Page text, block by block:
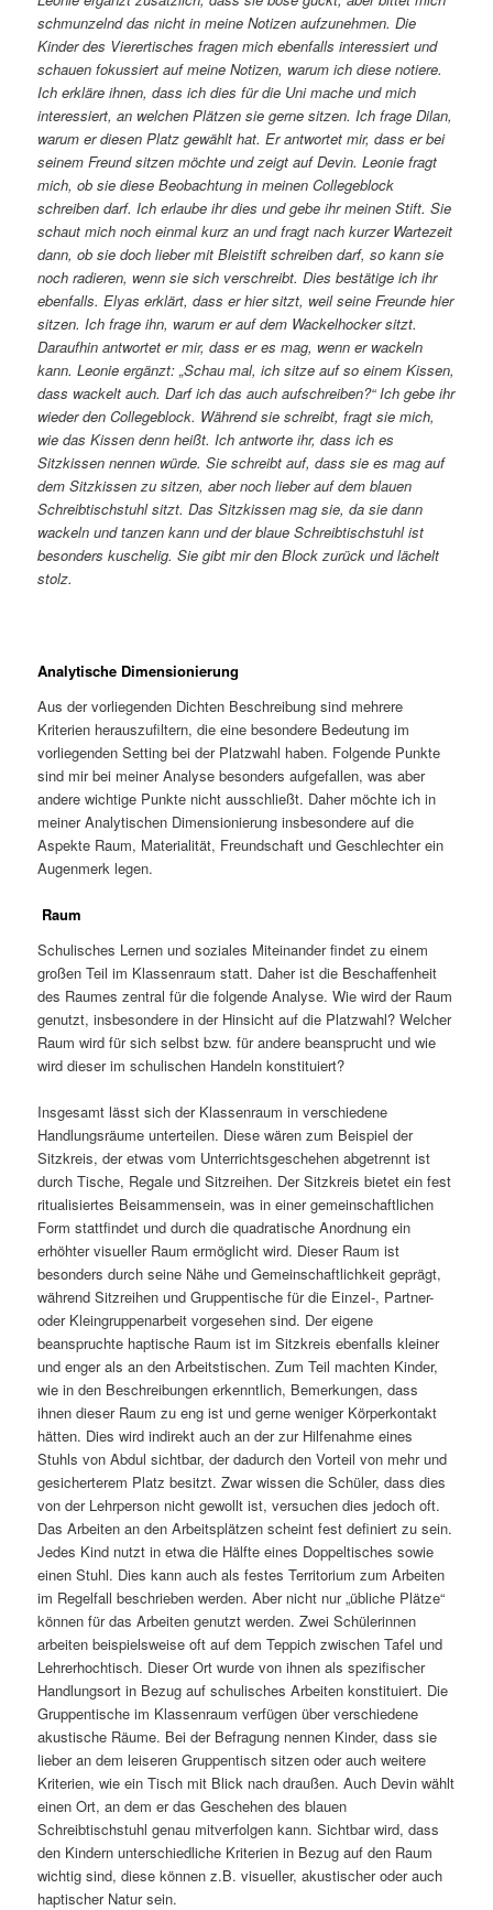
schmunzelnd das nicht in meine Notizen aufzunehmen. Die
Kinder des Vierertisches fragen mich ebenfalls interessiert und
schauen fokussiert auf meine Notizen, warum ich diese notiere.
Ich erkläre ihnen, dass ich dies für die Uni mache und mich
interessiert, an welchen Plätzen sie gerne sitzen. Ich frage Dilan,
warum er diesen Platz gewählt hat. Er antwortet mir, dass er bei
seinem Freund sitzen möchte und zeigt auf Devin. Leonie fragt
mich, ob sie diese Beobachtung in meinen Collegeblock
schreiben darf. Ich erlaube ihr dies und gebe ihr meinen Stift. Sie
schaut mich noch einmal kurz an und fragt nach kurzer Wartezeit
dann, ob sie doch lieber mit Bleistift schreiben darf, so kann sie
noch radieren, wenn sie sich verschreibt. Dies bestätige ich ihr
ebenfalls. Elyas erklärt, dass er hier sitzt, weil seine Freunde hier
sitzen. Ich frage ihn, warum er auf dem Wackelhocker sitzt.
Daraufhin antwortet er mir, dass er es mag, wenn er wackeln
kann. Leonie ergänzt: „Schau mal, ich sitze auf so einem Kissen,
dass wackelt auch. Darf ich das auch aufschreiben?“ Ich gebe ihr
wieder den Collegeblock. Während sie schreibt, fragt sie mich,
wie das Kissen denn heißt. Ich antworte ihr, dass ich es
Sitzkissen nennen würde. Sie schreibt auf, dass sie es mag auf
dem Sitzkissen zu sitzen, aber noch lieber auf dem blauen
Schreibtischstuhl sitzt. Das Sitzkissen mag sie, da sie dann
wackeln und tanzen kann und der blaue Schreibtischstuhl ist
besonders kuschelig. Sie gibt mir den Block zurück und lächelt
stolz.
Analytische Dimensionierung
Aus der vorliegenden Dichten Beschreibung sind mehrere
Kriterien herauszufiltern, die eine besondere Bedeutung im
vorliegenden Setting bei der Platzwahl haben. Folgende Punkte
sind mir bei meiner Analyse besonders aufgefallen, was aber
andere wichtige Punkte nicht ausschließt. Daher möchte ich in
meiner Analytischen Dimensionierung insbesondere auf die
Aspekte Raum, Materialität, Freundschaft und Geschlechter ein
Augenmerk legen.
Raum
Schulisches Lernen und soziales Miteinander findet zu einem
großen Teil im Klassenraum statt. Daher ist die Beschaffenheit
des Raumes zentral für die folgende Analyse. Wie wird der Raum
genutzt, insbesondere in der Hinsicht auf die Platzwahl? Welcher
Raum wird für sich selbst bzw. für andere beansprucht und wie
wird dieser im schulischen Handeln konstituiert?
Insgesamt lässt sich der Klassenraum in verschiedene
Handlungsräume unterteilen. Diese wären zum Beispiel der
Sitzkreis, der etwas vom Unterrichtsgeschehen abgetrennt ist
durch Tische, Regale und Sitzreihen. Der Sitzkreis bietet ein fest
ritualisiertes Beisammensein, was in einer gemeinschaftlichen
Form stattfindet und durch die quadratische Anordnung ein
erhöhter visueller Raum ermöglicht wird. Dieser Raum ist
besonders durch seine Nähe und Gemeinschaftlichkeit geprägt,
während Sitzreihen und Gruppentische für die Einzel-, Partner-
oder Kleingruppenarbeit vorgesehen sind. Der eigene
beanspruchte haptische Raum ist im Sitzkreis ebenfalls kleiner
und enger als an den Arbeitstischen. Zum Teil machten Kinder,
wie in den Beschreibungen erkenntlich, Bemerkungen, dass
ihnen dieser Raum zu eng ist und gerne weniger Körperkontakt
hätten. Dies wird indirekt auch an der zur Hilfenahme eines
Stuhls von Abdul sichtbar, der dadurch den Vorteil von mehr und
gesicherterem Platz besitzt. Zwar wissen die Schüler, dass dies
von der Lehrperson nicht gewollt ist, versuchen dies jedoch oft.
Das Arbeiten an den Arbeitsplätzen scheint fest definiert zu sein.
Jedes Kind nutzt in etwa die Hälfte eines Doppeltisches sowie
einen Stuhl. Dies kann auch als festes Territorium zum Arbeiten
im Regelfall beschrieben werden. Aber nicht nur „übliche Plätze“
können für das Arbeiten genutzt werden. Zwei Schülerinnen
arbeiten beispielsweise oft auf dem Teppich zwischen Tafel und
Lehrerhochtisch. Dieser Ort wurde von ihnen als spezifischer
Handlungsort in Bezug auf schulisches Arbeiten konstituiert. Die
Gruppentische im Klassenraum verfügen über verschiedene
akustische Räume. Bei der Befragung nennen Kinder, dass sie
lieber an dem leiseren Gruppentisch sitzen oder auch weitere
Kriterien, wie ein Tisch mit Blick nach draußen. Auch Devin wählt
einen Ort, an dem er das Geschehen des blauen
Schreibtischstuhl genau mitverfolgen kann. Sichtbar wird, dass
den Kindern unterschiedliche Kriterien in Bezug auf den Raum
wichtig sind, diese können z.B. visueller, akustischer oder auch
haptischer Natur sein.